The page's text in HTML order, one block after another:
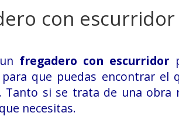
con escurridor
fregadero con escurridor
que puedas encontrar el
Tanto si se trata de una
necesitas.